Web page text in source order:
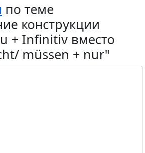
по теме
конструкции
+ Infinitiv вместо
müssen + nur"